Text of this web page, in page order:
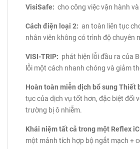
VisiSafe: cho công việc vận hành
Cách điện loại 2: an toàn liên tục
nhân viên không có trình độ chuyên
VISI-TRIP: phát hiện lỗi đầu ra của
lỗi một cách nhanh chóng và giảm
Hoàn toàn miễn dịch bổ sung Thiết
tục của dịch vụ tốt hơn, đặc biệt đối
trường bị ô nhiễm.
Khái niệm tất cả trong một Reflex
một mảnh tích hợp bộ ngắt mạch +